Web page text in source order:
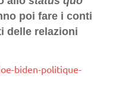
poi fare i conti
delle relazioni
biden-politique-